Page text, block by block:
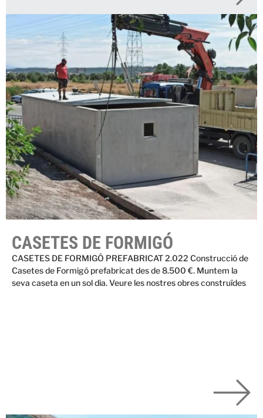
CASETES DE FORMIGÓ
CASETES DE FORMIGÓ PREFABRICAT 2.022 Construcció de
Casetes de Formigó prefabricat des de 8.500 €. Muntem la
seva caseta en un sol dia. Veure les nostres obres construïdes